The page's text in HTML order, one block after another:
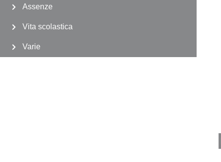
Assenze
Vita scolastica
Varie